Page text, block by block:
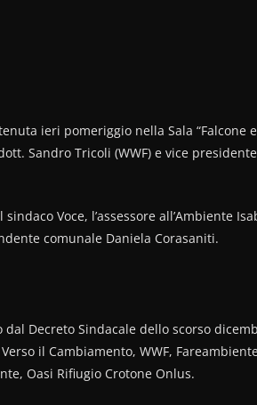
ieri pomeriggio nella Sala “Falcone
Sandro Tricoli (WWF) e vice
Voce, l’assessore all’Ambiente
comunale Daniela Corasaniti.
Decreto Sindacale dello scorso
il Cambiamento, WWF,
Oasi Rifiugio Crotone Onlus.